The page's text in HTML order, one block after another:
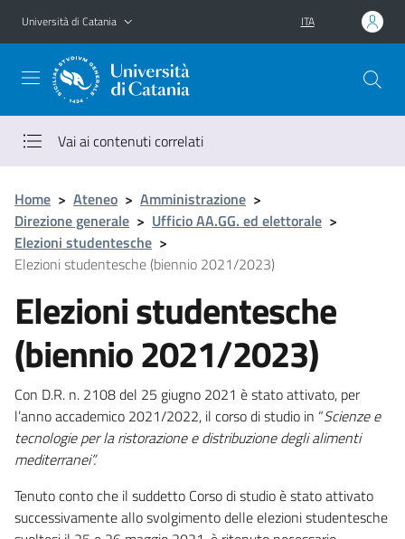
Vai al contenuto principale
Vai al menu di navigazione
Università di Catania ITA
Vai ai contenuti correlati
Home > Ateneo > Amministrazione >
Direzione generale > Ufficio AA.GG. ed elettorale >
Elezioni studentesche >
Elezioni studentesche (biennio 2021/2023)
Elezioni studentesche
(biennio 2021/2023)
Con D.R. n. 2108 del 25 giugno 2021 è stato attivato, per
l’anno accademico 2021/2022, il corso di studio in “Scienze e
tecnologie per la ristorazione e distribuzione degli alimenti
mediterranei”.
Tenuto conto che il suddetto Corso di studio è stato attivato
successivamente allo svolgimento delle elezioni studentesche